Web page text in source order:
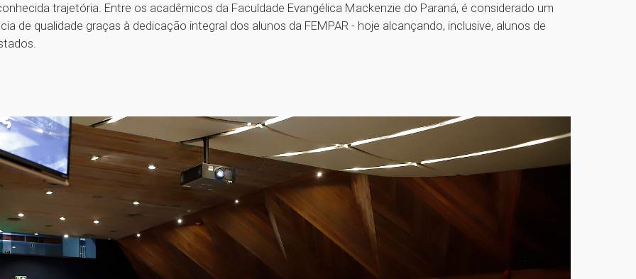
trajetória. Entre os acadêmicos da Faculdade Evangélica Mackenzie do Paraná, é considerado um
de qualidade graças à dedicação integral dos alunos da FEMPAR - hoje alcançando, inclusive, alunos de